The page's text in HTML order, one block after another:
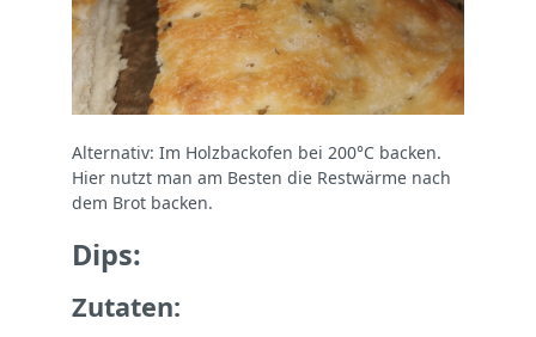
Alternativ: Im Holzbackofen bei 200°C backen.
Hier nutzt man am Besten die Restwärme nach
dem Brot backen.
Dips:
Zutaten: